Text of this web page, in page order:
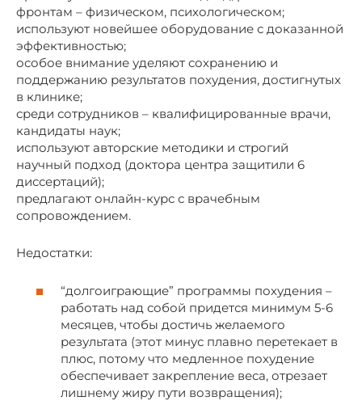
фронтам – физическом, психологическом;
используют новейшее оборудование с доказанной
эффективностью;
особое внимание уделяют сохранению и
поддержанию результатов похудения, достигнутых
в клинике;
среди сотрудников – квалифицированные врачи,
кандидаты наук;
используют авторские методики и строгий
научный подход (доктора центра защитили 6
диссертаций);
предлагают онлайн-курс с врачебным
сопровождением.
Недостатки:
“долгоиграющие” программы похудения –
работать над собой придется минимум 5-6
месяцев, чтобы достичь желаемого
результата (этот минус плавно перетекает в
плюс, потому что медленное похудение
обеспечивает закрепление веса, отрезает
лишнему жиру пути возвращения);